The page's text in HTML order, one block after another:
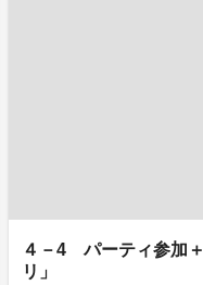
４－4 パーティ参加
リ」